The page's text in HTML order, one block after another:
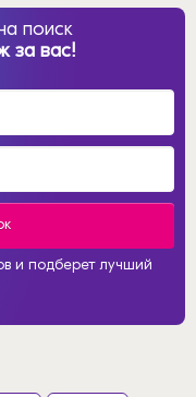
поиск
за вас!
и подберет лучший